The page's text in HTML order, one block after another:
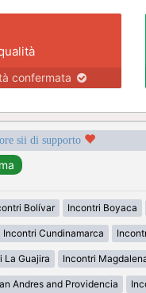
confermata
sii di supporto
Bolívar Incontri Boyaca
Incontri Cundinamarca
La Guajira Incontri
Andres and Providencia